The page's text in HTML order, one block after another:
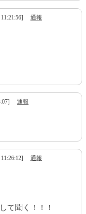
通報
通報
通報
て聞く！！！